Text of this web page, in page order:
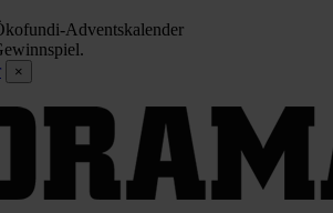
Adventskalender
×